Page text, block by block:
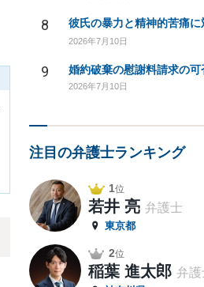
8
2026年7月10日
9
2026年7月10日
注目の弁護士ランキング
1位
若井 亮 弁護士
東京都
2位
稲葉 進太郎 弁護